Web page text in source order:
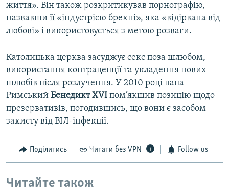
життя». Він також розкритикував порнографію,
назвавши її «індустрією брехні», яка «відірвана від
любові» і використовується з метою розваги.
Католицька церква засуджує секс поза шлюбом,
використання контрацепції та укладення нових
шлюбів після розлучення. У 2010 році папа
Римський Бенедикт XVI пом’якшив позицію щодо
презервативів, погодившись, що вони є засобом
захисту від ВІЛ-інфекції.
Поділитись Читати без VPN Follow us
Читайте також